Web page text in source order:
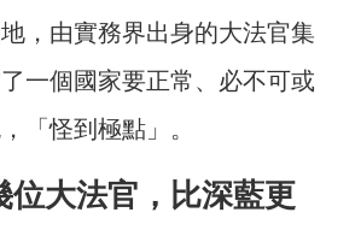
，由實務界出身的大法官集
一個國家要正常、必不可或
「怪到極點」。
位大法官，比深藍更